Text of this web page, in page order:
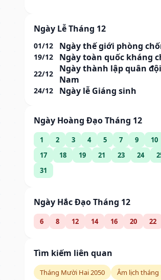
Ngày Lễ Tháng 12
01/12 Ngày thế giới phòng
19/12 Ngày toàn quốc kháng
22/12
Ngày thành lập quân
Nam
24/12 Ngày lễ Giáng sinh
Ngày Hoàng Đạo Tháng 12
1 2 3 4 5 7 9 10
17
18 19 21 23 24
31
Ngày Hắc Đạo Tháng 12
6 8 12 14 16 20 22
Tìm kiếm liên quan
Tháng Mười Hai 2050
Âm lịch tháng